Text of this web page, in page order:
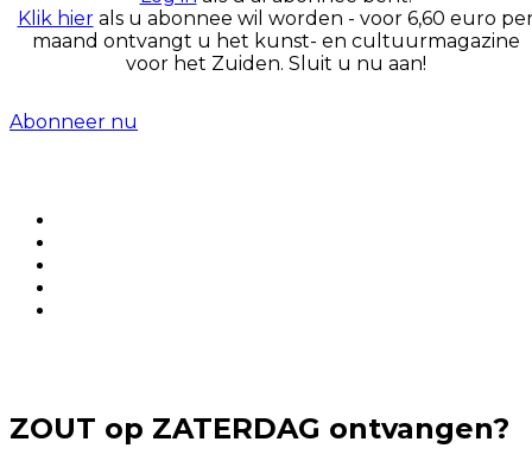
Klik hierals u abonnee wil worden - voor 6,60 euro
maand ontvangt u het kunst- en cultuurmagazine
voor het Zuiden. Sluit u nu aan!
Abonneer nu
ZOUT op ZATERDAG ontvangen?